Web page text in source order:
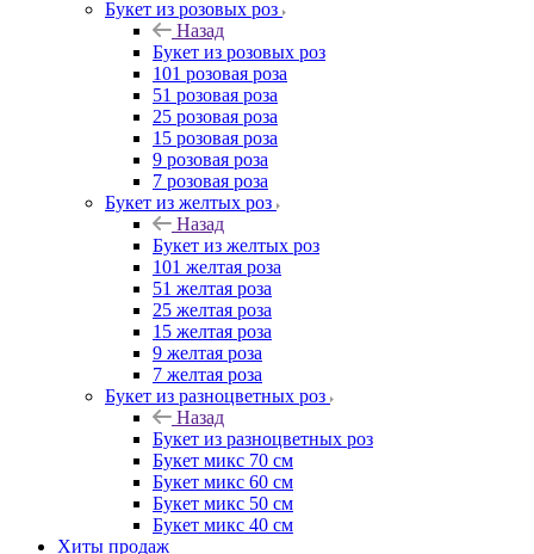
Букет из розовых роз
Назад
Букет из розовых роз
101 розовая роза
51 розовая роза
25 розовая роза
15 розовая роза
9 розовая роза
7 розовая роза
Букет из желтых роз
Назад
Букет из желтых роз
101 желтая роза
51 желтая роза
25 желтая роза
15 желтая роза
9 желтая роза
7 желтая роза
Букет из разноцветных роз
Назад
Букет из разноцветных роз
Букет микс 70 см
Букет микс 60 см
Букет микс 50 см
Букет микс 40 см
Хиты продаж